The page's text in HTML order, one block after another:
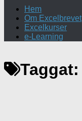
Hem
Om Excelbrevet
Excelkurser
e-Learning
Taggat: